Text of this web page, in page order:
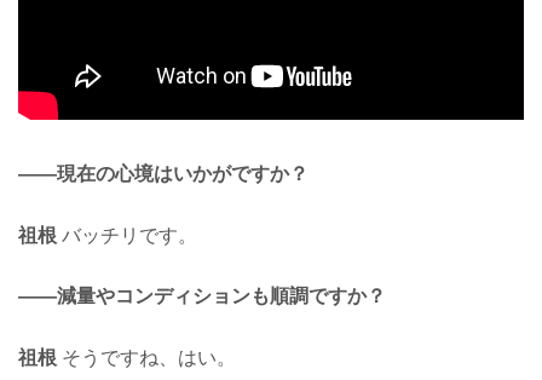
——現在の心境はいかがですか？
祖根 バッチリです。
——減量やコンディションも順調ですか？
祖根 そうですね、はい。